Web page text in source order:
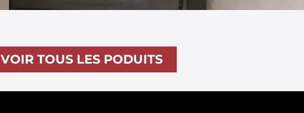
VOIR TOUS LES PODUITS